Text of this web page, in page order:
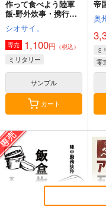
作って食べよう陸軍
飯-野外炊事・携行食
編-
シオサイ。
専売 1,100円 （税込）
ミリタリー
サンプル
カート
帝
奥
ミ
零